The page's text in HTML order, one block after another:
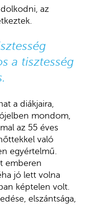
az
a tisztesség
a diákjaira,
mondom,
az 55 éves
való
egyértelmű.
emberen
jó lett volna
képtelen volt.
elszántsága,